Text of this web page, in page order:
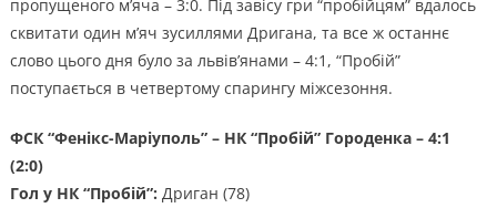
пропущеного м’яча – 3:0. Під завісу гри “пробійцям” вдалось
сквитати один м’яч зусиллями Дригана, та все ж останнє
слово цього дня було за львів’янами – 4:1, “Пробій”
поступається в четвертому спарингу міжсезоння.
ФСК “Фенікс-Маріуполь” – НК “Пробій” Городенка – 4:1
(2:0)
Гол у НК “Пробій”: Дриган (78)